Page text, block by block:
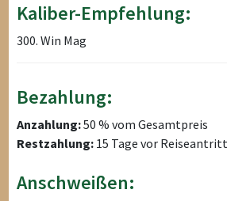
Kaliber-Empfehlung:
300. Win Mag
Bezahlung:
Anzahlung:50 % vom Gesamtpreis
Restzahlung: 15 Tage vor Reiseantritt
Anschweißen: